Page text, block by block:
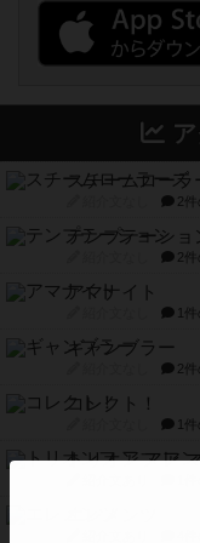
スチームローラ
2件
テンプテーショ
2件
アマナイト
1
ギャンブラー
2件
コレクト！
1
トリオンフ ア